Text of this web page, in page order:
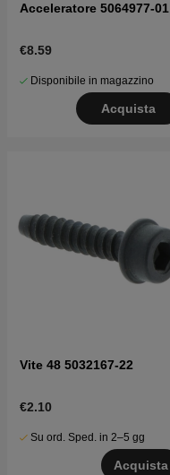
Acceleratore 5064977-01
€8.59
Disponibile in magazzino
Acquista
Vite 48 5032167-22
€2.10
Su ord. Sped. in 2–5 gg
Acquista